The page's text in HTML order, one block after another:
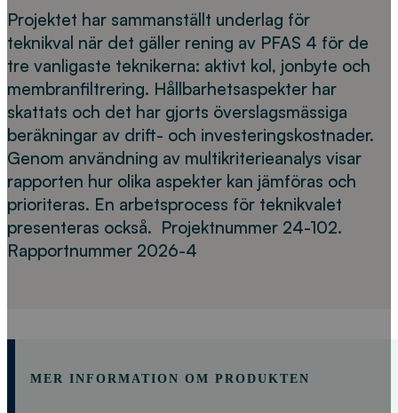
Projektet har sammanställt underlag för
teknikval när det gäller rening av PFAS 4 för de
tre vanligaste teknikerna: aktivt kol, jonbyte och
membranfiltrering. Hållbarhetsaspekter har
skattats och det har gjorts överslagsmässiga
beräkningar av drift- och investeringskostnader.
Genom användning av multikriterieanalys visar
rapporten hur olika aspekter kan jämföras och
prioriteras. En arbetsprocess för teknikvalet
presenteras också. Projektnummer 24-102.
Rapportnummer 2026-4
MER INFORMATION OM PRODUKTEN